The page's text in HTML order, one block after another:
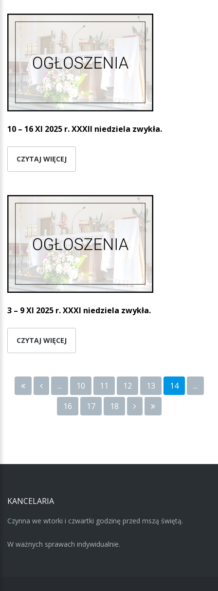
10 – 16 XI 2025 r. XXXII niedziela zwykła.
CZYTAJ WIĘCEJ
3 – 9 XI 2025 r. XXXI niedziela zwykła.
CZYTAJ WIĘCEJ
... 10 11 12 13 14
...
16
17 18
KANCELARIA
Czynna we wtorki i czwartki godzinę przed mszą świętą.
W ważnych sprawach indywidualnie.